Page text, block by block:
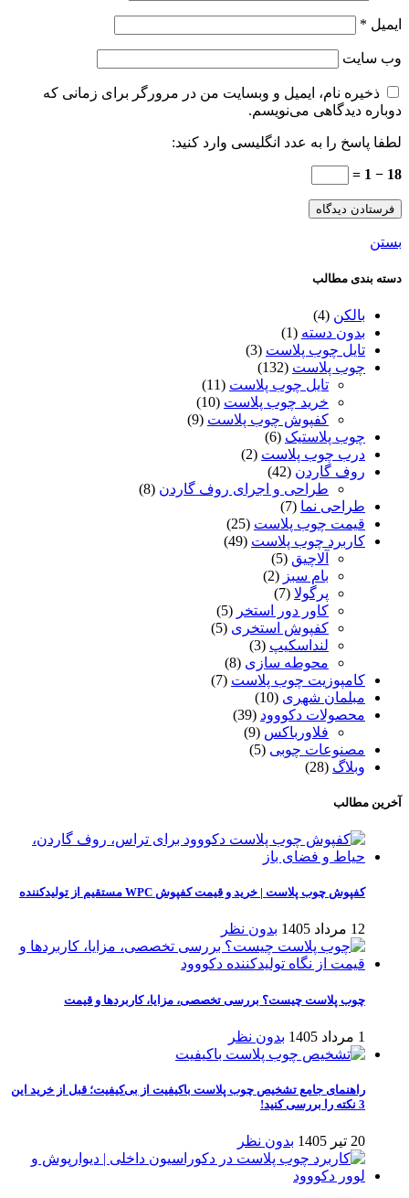
ایمیل *
وب‌ سایت
ذخیره نام، ایمیل و وبسایت من در مرورگر برای زمانی که
دوباره دیدگاهی می‌نویسم.
لطفا پاسخ را به عدد انگلیسی وارد کنید:
18 − 1 =
بستن
دسته بندی مطالب
بالکن (4)
بدون دسته (1)
تایل چوب پلاست (3)
چوب پلاست (132)
تایل چوب پلاست (11)
خرید چوب پلاست (10)
کفپوش چوب پلاست (9)
چوب پلاستیک (6)
درب چوب پلاست (2)
روف گاردن (42)
طراحی و اجرای روف گاردن (8)
طراحی نما (7)
قیمت چوب پلاست (25)
کاربرد چوب پلاست (49)
آلاچیق (5)
بام سبز (2)
پرگولا (7)
کاور دور استخر (5)
کفپوش استخری (5)
لنداسکیپ (3)
محوطه سازی (8)
کامپوزیت چوب پلاست (7)
مبلمان شهری (10)
محصولات دکووود (39)
فلاورباکس (9)
مصنوعات چوبی (5)
وبلاگ (28)
آخرین مطالب
کفپوش چوب پلاست | خرید و قیمت کفپوش WPC مستقیم از تولیدکننده
12 مرداد 1405 بدون نظر
چوب پلاست چیست؟ بررسی تخصصی، مزایا، کاربردها و قیمت
1 مرداد 1405 بدون نظر
راهنمای جامع تشخیص چوب پلاست باکیفیت از بی‌کیفیت؛ قبل از خرید این
3 نکته را بررسی کنید!
20 تیر 1405 بدون نظر